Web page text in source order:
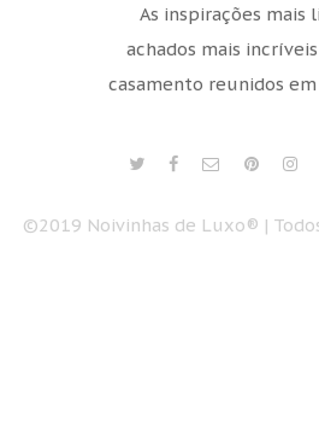
As inspirações mais
achados mais
casamento reunidos
©2019 Noivinhas de Luxo® |